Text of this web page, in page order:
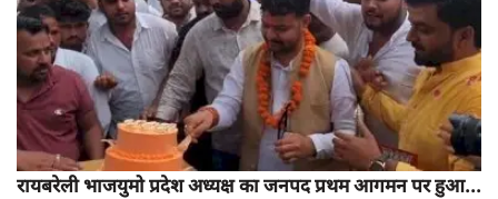
रायबरेली भाजयुमो प्रदेश अध्यक्ष का जनपद प्रथम आगमन पर हुआ...